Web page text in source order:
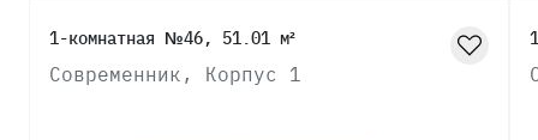
1-комнатная №46, 51.01 м²
Современник, Корпус 1